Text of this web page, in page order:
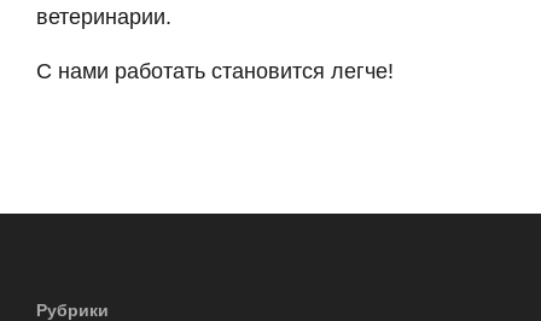
ветеринарии.
С нами работать становится легче!
Рубрики